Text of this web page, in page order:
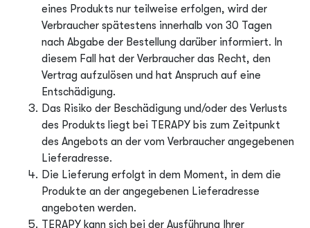
eines Produkts nur teilweise erfolgen, wird der
Verbraucher spätestens innerhalb von 30 Tagen
nach Abgabe der Bestellung darüber informiert. In
diesem Fall hat der Verbraucher das Recht, den
Vertrag aufzulösen und hat Anspruch auf eine
Entschädigung.
Das Risiko der Beschädigung und/oder des Verlusts
des Produkts liegt bei TERAPY bis zum Zeitpunkt
des Angebots an der vom Verbraucher angegebenen
Lieferadresse.
Die Lieferung erfolgt in dem Moment, in dem die
Produkte an der angegebenen Lieferadresse
angeboten werden.
TERAPY kann sich bei der Ausführung Ihrer